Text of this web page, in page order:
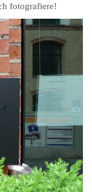
fotografiere!